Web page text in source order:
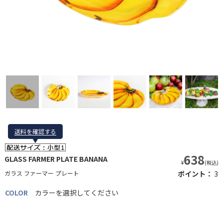
送料を確認する
送料を確認する
GLASS FARMER PLATE BANANA
ガラス ファーマー プレート
¥638(税込)
ポイント： 3
COLOR
カラーを選択してください